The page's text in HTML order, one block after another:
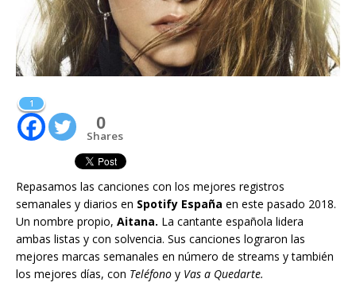
1
0
Shares
Repasamos las canciones con los mejores registros
semanales y diarios en Spotify España en este pasado 2018.
Un nombre propio, Aitana. La cantante española lidera
ambas listas y con solvencia. Sus canciones lograron las
mejores marcas semanales en número de streams y también
los mejores días, con Teléfono y Vas a Quedarte.